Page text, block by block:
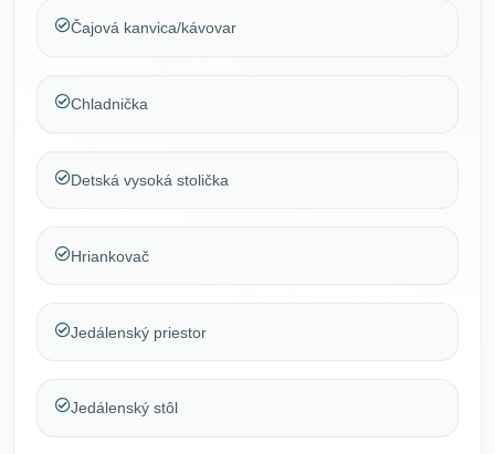
Čajová kanvica/kávovar
Chladnička
Detská vysoká stolička
Hriankovač
Jedálenský priestor
Jedálenský stôl